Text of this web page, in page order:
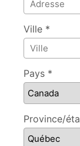
Ville *
Pays *
Province/